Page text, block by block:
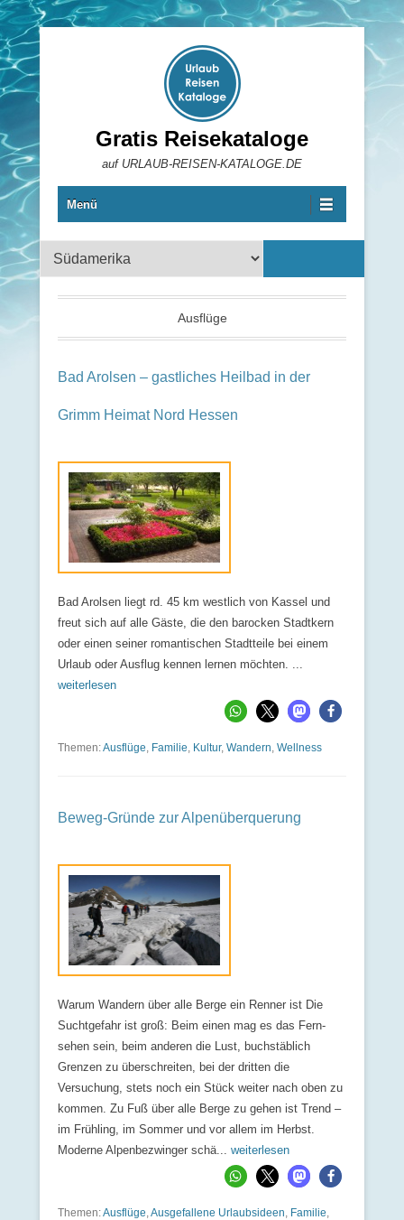
Gratis Reisekataloge
auf URLAUB-REISEN-KATALOGE.DE
Menü
Reisekataloge
Ausflüge
Bad Arolsen – gastliches Heilbad in der
Grimm Heimat Nord Hessen
Bad Arolsen liegt rd. 45 km westlich von Kassel und
freut sich auf alle Gäste, die den barocken Stadtkern
oder einen seiner romantischen Stadtteile bei einem
Urlaub oder Ausflug kennen lernen möchten. ...
weiterlesen
Themen:Ausflüge, Familie, Kultur, Wandern, Wellness
Beweg-Gründe zur Alpenüberquerung
Warum Wandern über alle Berge ein Renner ist Die
Suchtgefahr ist groß: Beim einen mag es das Fern-
sehen sein, beim anderen die Lust, buchstäblich
Grenzen zu überschreiten, bei der dritten die
Versuchung, stets noch ein Stück weiter nach oben zu
kommen. Zu Fuß über alle Berge zu gehen ist Trend –
im Frühling, im Sommer und vor allem im Herbst.
Moderne Alpenbezwinger schä... weiterlesen
Themen:Ausflüge,Ausgefallene Urlaubsideen, Familie,